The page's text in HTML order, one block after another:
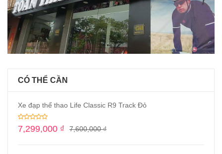
CÓ THỂ CẦN
Xe đạp thể thao Life Classic R9 Track Đỏ
7,600,000₫
7,299,000 ₫